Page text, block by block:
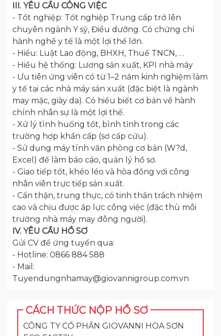
III. YÊU CẦU CÔNG VIỆC
- Tốt nghiệp: Tốt nghiệp Trung cấp trở lên
chuyên ngành Y sỹ, Điều dưỡng. Có chứng chỉ
hành nghề y tế là một lợi thế lớn.
- Hiểu: Luật Lao động, BHXH, Thuế TNCN, …
- Hiểu hệ thống: Lương sản xuất, KPI nhà máy
- Ưu tiên ứng viên có từ 1–2 năm kinh nghiệm làm
y tế tại các nhà máy sản xuất (đặc biệt là ngành
may mặc, giày da). Có hiểu biết cơ bản về hành
chính nhân sự là một lợi thế.
- Xử lý tình huống tốt, bình tĩnh trong các
trường hợp khẩn cấp (sơ cấp cứu).
- Sử dụng máy tính văn phòng cơ bản (W?d,
Excel) để làm báo cáo, quản lý hồ sơ.
- Giao tiếp tốt, khéo léo và hòa đồng với công
nhân viên trực tiếp sản xuất.
- Cẩn thận, trung thực, có tinh thần trách nhiệm
cao và chịu được áp lực công việc (đặc thù môi
trường nhà máy may đông người).
IV. YÊU CẦU HỒ SƠ
Gửi CV để ứng tuyển qua:
- Hotline: 0866 884 588
- Mail:
Tuyendungnhamay@giovannigroup.com.vn
CÁCH THỨC NỘP HỒ SƠ
CÔNG TY CỔ PHẦN GIOVANNI HOA SƠN